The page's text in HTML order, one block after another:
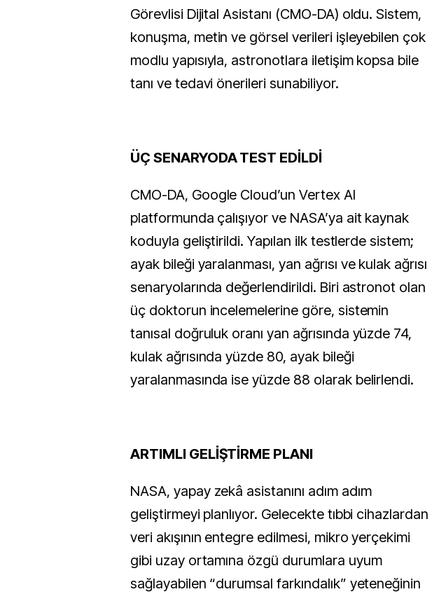
Görevlisi Dijital Asistanı (CMO-DA) oldu. Sistem,
konuşma, metin ve görsel verileri işleyebilen çok
modlu yapısıyla, astronotlara iletişim kopsa bile
tanı ve tedavi önerileri sunabiliyor.
ÜÇ SENARYODA TEST EDİLDİ
CMO-DA, Google Cloud’un Vertex AI
platformunda çalışıyor ve NASA’ya ait kaynak
koduyla geliştirildi. Yapılan ilk testlerde sistem;
ayak bileği yaralanması, yan ağrısı ve kulak ağrısı
senaryolarında değerlendirildi. Biri astronot olan
üç doktorun incelemelerine göre, sistemin
tanısal doğruluk oranı yan ağrısında yüzde 74,
kulak ağrısında yüzde 80, ayak bileği
yaralanmasında ise yüzde 88 olarak belirlendi.
ARTIMLI GELİŞTİRME PLANI
NASA, yapay zekâ asistanını adım adım
geliştirmeyi planlıyor. Gelecekte tıbbi cihazlardan
veri akışının entegre edilmesi, mikro yerçekimi
gibi uzay ortamına özgü durumlara uyum
sağlayabilen “durumsal farkındalık” yeteneğinin